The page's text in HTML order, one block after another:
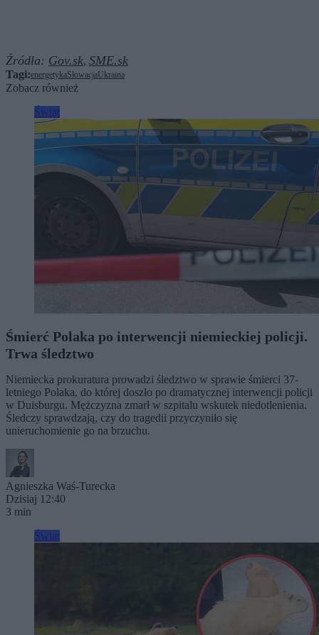
Źródła: Gov.sk, SME.sk
Tagi:energetykaSłowacjaUkraina
Zobacz również
Śmierć Polaka po interwencji niemieckiej policji.
Trwa śledztwo
Niemiecka prokuratura prowadzi śledztwo w sprawie śmierci 37-
letniego Polaka, do której doszło po dramatycznej interwencji policji
w Duisburgu. Mężczyzna zmarł w szpitalu wskutek niedotlenienia.
Śledczy sprawdzają, czy do tragedii przyczyniło się
unieruchomienie go na brzuchu.
Agnieszka Waś-Turecka
Dzisiaj 12:40
3 min